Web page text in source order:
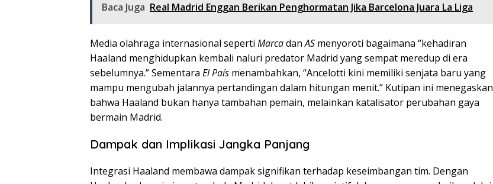
Baca Juga Real Madrid Enggan Berikan Penghormatan Jika Barcelona Juara La Liga
Media olahraga internasional seperti MarcadanAS menyoroti bagaimana “kehadiran
Haaland menghidupkan kembali naluri predator Madrid yang sempat meredup di era
sebelumnya.” Sementara El País menambahkan, “Ancelotti kini memiliki senjata baru yang
mampu mengubah jalannya pertandingan dalam hitungan menit.” Kutipan ini menegaskan
bahwa Haaland bukan hanya tambahan pemain, melainkan katalisator perubahan gaya
bermain Madrid.
Dampak dan Implikasi Jangka Panjang
Integrasi Haaland membawa dampak signifikan terhadap keseimbangan tim. Dengan